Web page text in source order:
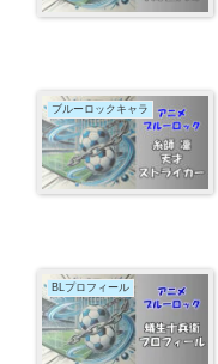
ブルーロックキャラ
BLプロフィール